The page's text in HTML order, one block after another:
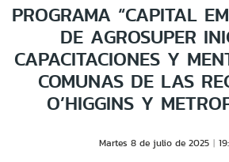
PROGRAMA “CAPITAL
DE AGROSUPER
CAPACITACIONES Y
COMUNAS DE LAS
O’HIGGINS Y
Martes 8 de julio de 2025